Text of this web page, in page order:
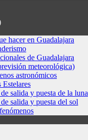
hacer en Guadalajara
de Guadalajara
meteorológica)
astronómicos
Estelares
salida y puesta de la luna
salida y puesta del sol